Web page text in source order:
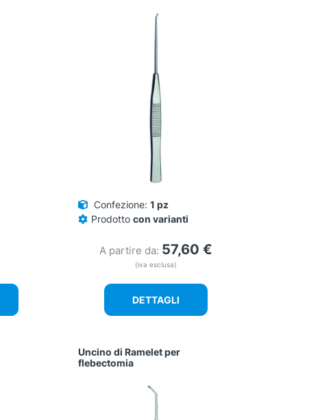
Confezione: 1 pz
Prodottocon varianti
A partire da: 57,60 €
(iva esclusa)
DETTAGLI
Uncino di Ramelet per
flebectomia